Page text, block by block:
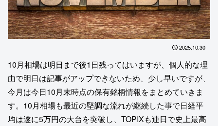
2025.10.30
10月相場は明日まで後1日残ってはいますが、個人的な理
由で明日は記事がアップできないため、少し早いですが、
今月は今日10月末時点の保有銘柄情報をまとめていきま
す。10月相場も最近の堅調な流れが継続した事で日経平
均は遂に5万円の大台を突破し、TOPIXも連日で史上最高